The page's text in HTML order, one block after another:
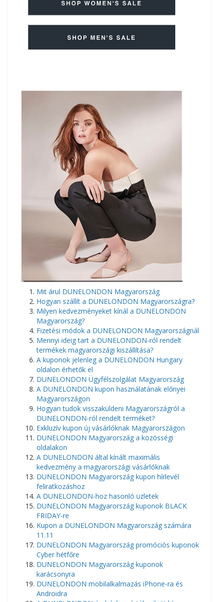
Mit árul DUNELONDON Magyarország
Hogyan szállít a DUNELONDON Magyarországra?
Milyen kedvezményeket kínál a DUNELONDON
Magyarország?
Fizetési módok a DUNELONDON Magyarországnál
Mennyi ideig tart a DUNELONDON-ról rendelt
termékek magyarországi kiszállítása?
A kuponok jelenleg a DUNELONDON Hungary
oldalon érhetők el
DUNELONDON Ügyfélszolgálat Magyarország
A DUNELONDON kupon használatának előnyei
Magyarországon
Hogyan tudok visszaküldeni Magyarországról a
DUNELONDON-ról rendelt terméket?
Exkluzív kupon új vásárlóknak Magyarországon
DUNELONDON Magyarország a közösségi
oldalakon
A DUNELONDON által kínált maximális
kedvezmény a magyarországi vásárlóknak
DUNELONDON Magyarország kupon hírlevél
feliratkozáshoz
A DUNELONDON-hoz hasonló üzletek
DUNELONDON Magyarország kuponok BLACK
FRIDAY-re
Kupon a DUNELONDON Magyarország számára
11.11
DUNELONDON Magyarország promóciós kuponok
Cyber ​​​​hétfőre
DUNELONDON Magyarország kuponok
karácsonyra
DUNELONDON mobilalkalmazás iPhone-ra és
Androidra